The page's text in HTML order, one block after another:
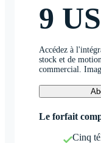
9
Accédez à
stock et de
commercial.
Le forfait
Cinq